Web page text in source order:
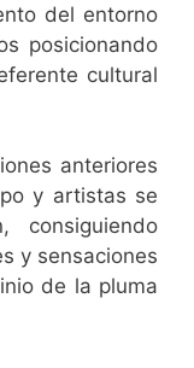
del entorno
posicionando
cultural
anteriores
y artistas se
consiguiendo
y sensaciones
de la pluma